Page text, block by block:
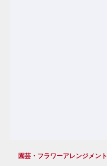
園芸・フラワーアレンジメント